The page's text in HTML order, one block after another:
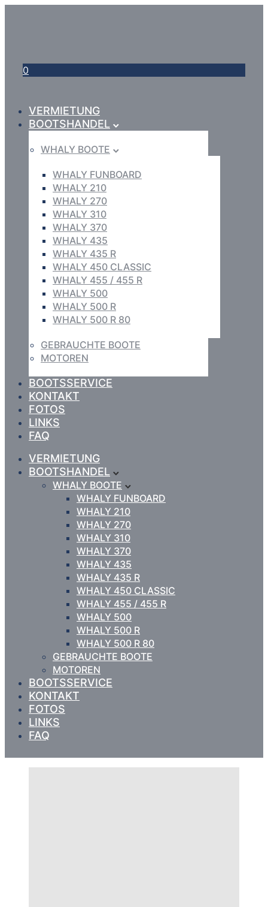
0
VERMIETUNG
BOOTSHANDEL
WHALY BOOTE
WHALY FUNBOARD
WHALY 210
WHALY 270
WHALY 310
WHALY 370
WHALY 435
WHALY 435 R
WHALY 450 CLASSIC
WHALY 455 / 455 R
WHALY 500
WHALY 500 R
WHALY 500 R 80
GEBRAUCHTE BOOTE
MOTOREN
BOOTSSERVICE
KONTAKT
FOTOS
LINKS
FAQ
VERMIETUNG
BOOTSHANDEL
WHALY BOOTE
WHALY FUNBOARD
WHALY 210
WHALY 270
WHALY 310
WHALY 370
WHALY 435
WHALY 435 R
WHALY 450 CLASSIC
WHALY 455 / 455 R
WHALY 500
WHALY 500 R
WHALY 500 R 80
GEBRAUCHTE BOOTE
MOTOREN
BOOTSSERVICE
KONTAKT
FOTOS
LINKS
FAQ